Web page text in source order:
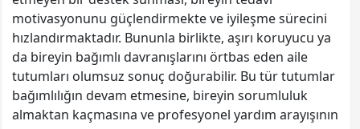
motivasyonunu güçlendirmekte ve iyileşme sürecini
hızlandırmaktadır. Bununla birlikte, aşırı koruyucu ya
da bireyin bağımlı davranışlarını örtbas eden aile
tutumları olumsuz sonuç doğurabilir. Bu tür tutumlar
bağımlılığın devam etmesine, bireyin sorumluluk
almaktan kaçmasına ve profesyonel yardım arayışının